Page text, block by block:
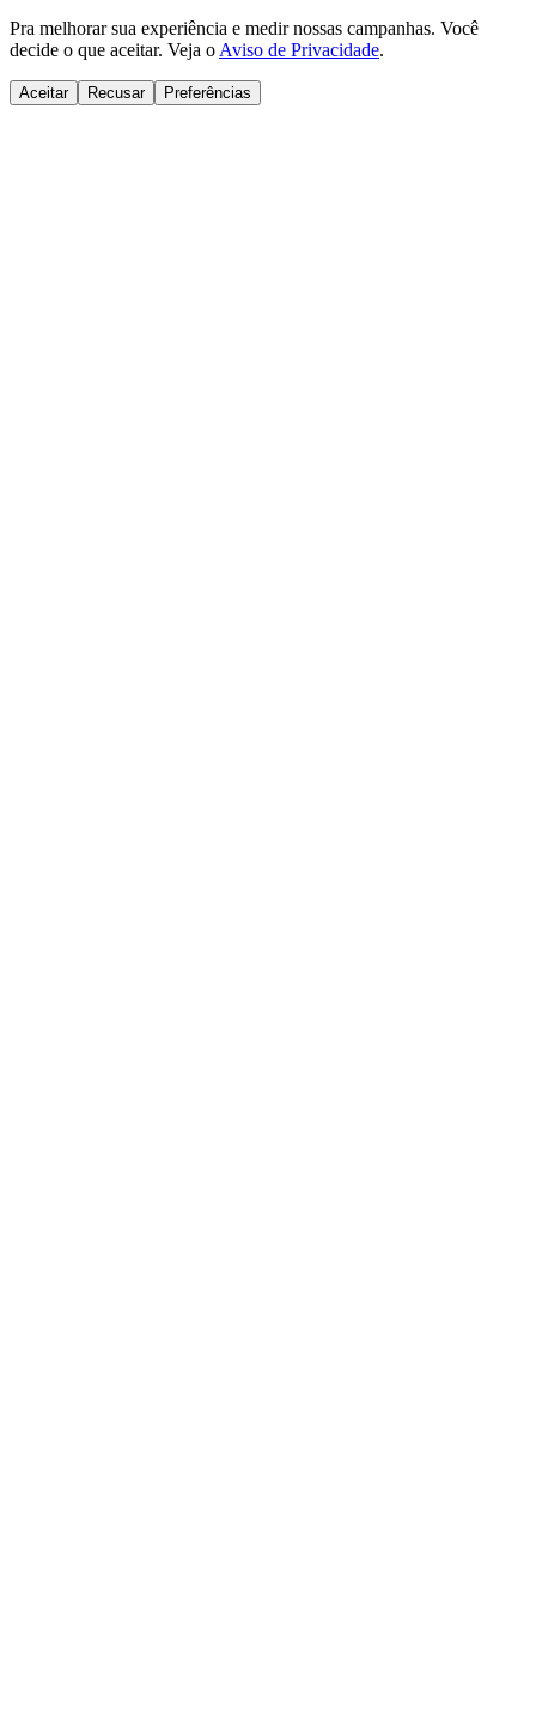
Pra melhorar sua experiência e medir nossas campanhas. Você
decide o que aceitar. Veja o Aviso de Privacidade.
Aceitar Recusar Preferências